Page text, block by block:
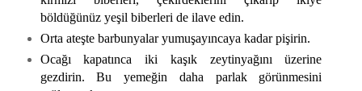
böldüğünüz yeşil biberleri de ilave edin.
Orta ateşte barbunyalar yumuşayıncaya kadar pişirin.
Ocağı kapatınca iki kaşık zeytinyağını üzerine
gezdirin. Bu yemeğin daha parlak görünmesini